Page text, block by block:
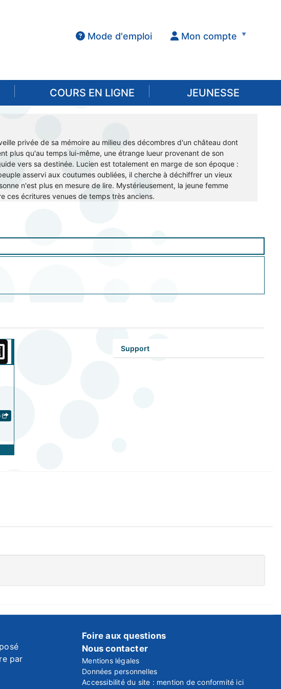
Mode d'emploi Mon compte
COURS EN LIGNE JEUNESSE
privée de sa mémoire au milieu des décombres d'un château dont
plus qu'au temps lui-même, une étrange lueur provenant de son
vers sa destinée. Lucien est totalement en marge de son époque :
asservi aux coutumes oubliées, il cherche à déchiffrer un vieux
n'est plus en mesure de lire. Mystérieusement, la jeune femme
ces écritures venues de temps très anciens.
Support
par
Foire aux questions
Nous contacter
Mentions légales
Données personnelles
Accessibilité du site : mention de conformité ici